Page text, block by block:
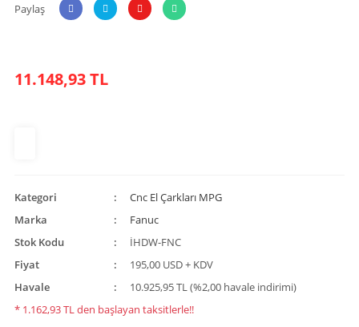
Paylaş
11.148,93 TL
Kategori
Cnc El Çarkları MPG
Marka
Fanuc
Stok Kodu
İHDW-FNC
Fiyat
195,00 USD + KDV
Havale
10.925,95 TL (%2,00 havale indirimi)
* 1.162,93 TL den başlayan taksitlerle!!